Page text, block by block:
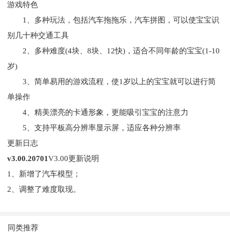
游戏特色
1、多种玩法，包括汽车拖拖乐，汽车拼图，可以使宝宝识
别几十种交通工具
2、多种难度(4块、8块、12快)，适合不同年龄的宝宝(1-10
岁)
3、简单易用的游戏流程，使1岁以上的宝宝就可以进行简
单操作
4、精美漂亮的卡通形象，更能吸引宝宝的注意力
5、支持平板高分辨率显示屏，适应各种分辨率
更新日志
v3.00.20701V3.00更新说明
1、新增了汽车模型；
2、调整了难度取现。
同类推荐